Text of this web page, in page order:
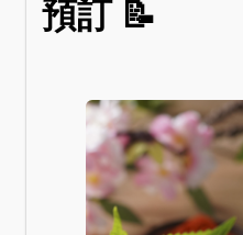
預訂 📝